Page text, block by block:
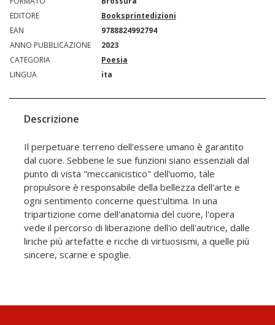
EDITORE
Booksprintedizioni
EAN
9788824992794
ANNO PUBBLICAZIONE
2023
CATEGORIA
Poesia
LINGUA
ita
Descrizione
Il perpetuare terreno dell'essere umano è garantito
dal cuore. Sebbene le sue funzioni siano essenziali dal
punto di vista "meccanicistico" dell'uomo, tale
propulsore è responsabile della bellezza dell'arte e
ogni sentimento concerne quest'ultima. In una
tripartizione come dell'anatomia del cuore, l'opera
vede il percorso di liberazione dell'io dell'autrice, dalle
liriche più artefatte e ricche di virtuosismi, a quelle più
sincere, scarne e spoglie.